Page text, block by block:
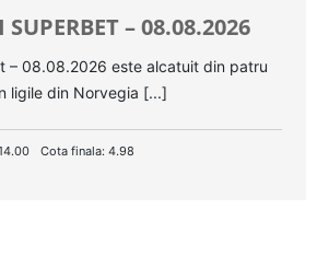
– 08.08.2026
– 08.08.2026 este alcatuit din patru
ligile din Norvegia [...]
Cota finala: 4.98